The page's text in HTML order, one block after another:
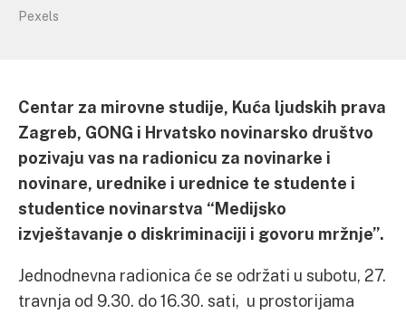
Pexels
Centar za mirovne studije, Kuća ljudskih prava
Zagreb, GONG i Hrvatsko novinarsko društvo
pozivaju vas na radionicu za novinarke i
novinare, urednike i urednice te studente i
studentice novinarstva “Medijsko
izvještavanje o diskriminaciji i govoru mržnje”.
Jednodnevna radionica će se održati u subotu, 27.
travnja od 9.30. do 16.30. sati, u prostorijama